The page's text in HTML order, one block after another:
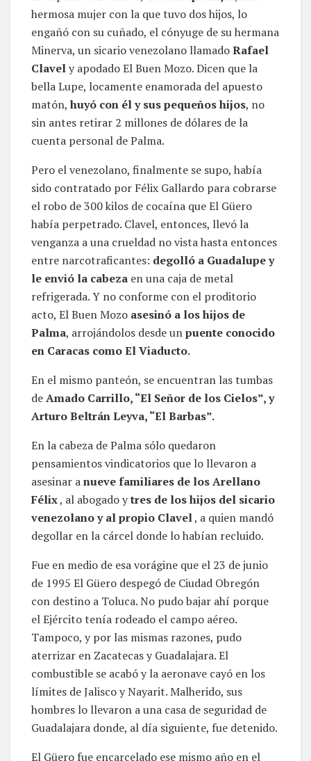
hermosa mujer con la que tuvo dos hijos, lo
engañó con su cuñado, el cónyuge de su hermana
Minerva, un sicario venezolano llamadoRafael
Clavely apodado El Buen Mozo. Dicen que la
bella Lupe, locamente enamorada del apuesto
matón, huyó con él y sus pequeños hijos, no
sin antes retirar 2 millones de dólares de la
cuenta personal de Palma.
Pero el venezolano, finalmente se supo, había
sido contratado por Félix Gallardo para cobrarse
el robo de 300 kilos de cocaína que El Güero
había perpetrado. Clavel, entonces, llevó la
venganza a una crueldad no vista hasta entonces
entre narcotraficantes: degolló a Guadalupe y
le envió la cabeza en una caja de metal
refrigerada. Y no conforme con el proditorio
acto, El Buen Mozo asesinó a los hijos de
Palma, arrojándolos desde unpuente conocido
en Caracas como El Viaducto.
En el mismo panteón, se encuentran las tumbas
deAmado Carrillo, “El Señor de los Cielos”, y
Arturo Beltrán Leyva, “El Barbas”.
En la cabeza de Palma sólo quedaron
pensamientos vindicatorios que lo llevaron a
asesinar anueve familiares de los Arellano
Félix, al abogado ytres de los hijos del sicario
venezolano y al propio Clavel, a quien mandó
degollar en la cárcel donde lo habían recluido.
Fue en medio de esa vorágine que el 23 de junio
de 1995 El Güero despegó de Ciudad Obregón
con destino a Toluca. No pudo bajar ahí porque
el Ejército tenía rodeado el campo aéreo.
Tampoco, y por las mismas razones, pudo
aterrizar en Zacatecas y Guadalajara. El
combustible se acabó y la aeronave cayó en los
límites de Jalisco y Nayarit. Malherido, sus
hombres lo llevaron a una casa de seguridad de
Guadalajara donde, al día siguiente, fue detenido.
El Güero fue encarcelado ese mismo año en el